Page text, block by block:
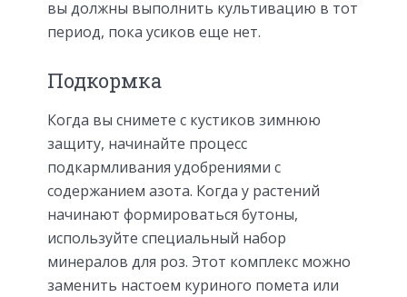
вы должны выполнить культивацию в тот
период, пока усиков еще нет.
Подкормка
Когда вы снимете с кустиков зимнюю
защиту, начинайте процесс
подкармливания удобрениями с
содержанием азота. Когда у растений
начинают формироваться бутоны,
используйте специальный набор
минералов для роз. Этот комплекс можно
заменить настоем куриного помета или